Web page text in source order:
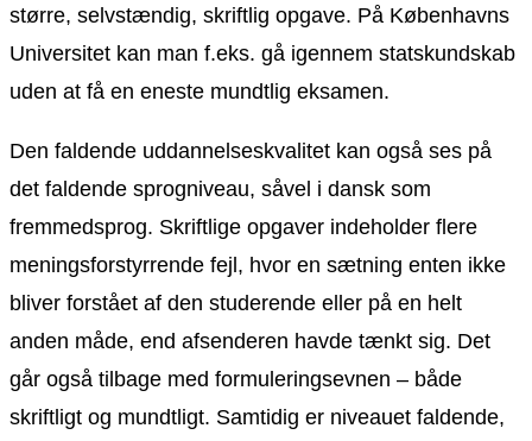
større, selvstændig, skriftlig opgave. På Københavns
Universitet kan man f.eks. gå igennem statskundskab
uden at få en eneste mundtlig eksamen.
Den faldende uddannelseskvalitet kan også ses på
det faldende sprogniveau, såvel i dansk som
fremmedsprog. Skriftlige opgaver indeholder flere
meningsforstyrrende fejl, hvor en sætning enten ikke
bliver forstået af den studerende eller på en helt
anden måde, end afsenderen havde tænkt sig. Det
går også tilbage med formuleringsevnen – både
skriftligt og mundtligt. Samtidig er niveauet faldende,